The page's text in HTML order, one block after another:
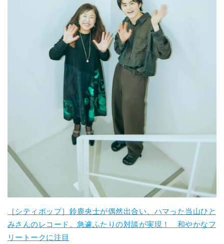
［シティポップ］鈴鹿央士が偶然出合い、ハマった当山ひと
みさんのレコード。急遽ふたりの対談が実現！ 和やかなフ
リートークに注目